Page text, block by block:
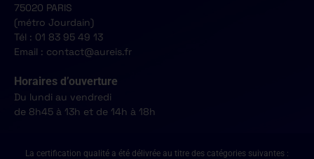
75020 PARIS
(métro Jourdain)
Tél : 01 83 95 49 13
Email : contact@aureis.fr
Horaires d’ouverture
Du lundi au vendredi
de 8h45 à 13h et de 14h à 18h
La certification qualité a été délivrée au titre des catégories suivantes :